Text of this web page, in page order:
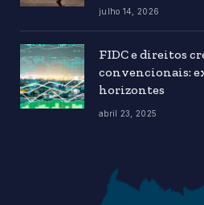
julho 14, 2026
FIDC e direitos
convencionais:
horizontes
abril 23, 2025